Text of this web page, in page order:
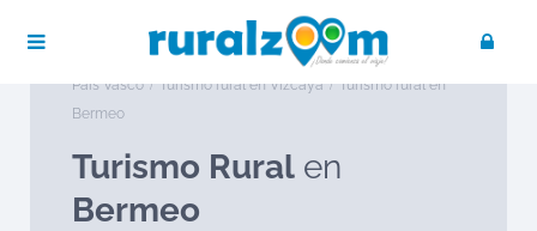
Turismo rural en España
Turismo rural en
País Vasco
Turismo rural en Vizcaya
Turismo rural en
Bermeo
Turismo Rural en
Bermeo